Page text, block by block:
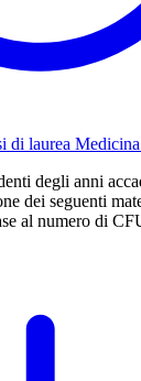
di laurea
degli anni
dei seguenti
al numero di